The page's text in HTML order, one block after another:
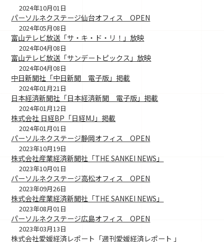
福岡コネクトオフィス
松山オフィス
広島オフィス
高松オフィス
2024年10月01日
パーソルネクステージ仙台オフィス OPEN
2024年05月08日
富山テレビ放送「サ・キ・ド・リ！」放映
2024年04月08日
富山テレビ放送「サンデートピックス」放映
2024年04月08日
中日新聞社「中日新聞 電子版」掲載
2024年01月21日
日本経済新聞社「日本経済新聞 電子版」掲載
2024年01月12日
株式会社 日経BP「日経MJ」掲載
2024年01月01日
パーソルネクステージ静岡オフィス OPEN
2023年10月19日
株式会社産業経済新聞社「THE SANKEI NEWS」
2023年10月01日
パーソルネクステージ高松オフィス OPEN
2023年09月26日
株式会社産業経済新聞社「THE SANKEI NEWS」
2023年08月01日
パーソルネクステージ広島オフィス OPEN
2023年03月13日
株式会社愛媛経済レポート「週刊愛媛経済レポート 」